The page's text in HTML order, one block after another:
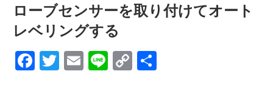
ローブセンサーを取り付けてオート
レベリングする
Facebook
Twitter
EmailLineCopy